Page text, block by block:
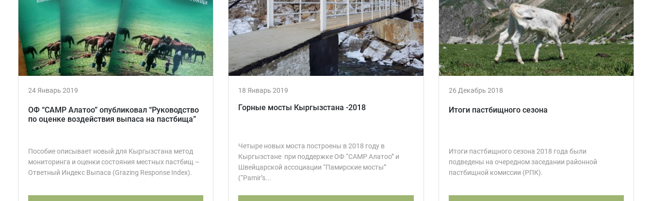
24 Январь 2019
ОФ “CAMP Алатоо” опубликовал “Руководство
по оценке воздействия выпаса на пастбища”
Пособие описывает новый для Кыргызстана метод
мониторинга и оценки состояния местных пастбищ –
Ответный Индекс Выпаса (Grazing Response Index).
18 Январь 2019
Горные мосты Кыргызстана -2018
Четыре новых моста построены в 2018 году в
Кыргызстане при поддержке ОФ “CAMP Алатоо” и
Швейцарской ассоциации “Памирские мосты”
(“Pamir’s...
26 Декабрь 2018
Итоги пастбищного сезона
Итоги пастбищного сезона 2018 года были
подведены на очередном заседании районной
пастбищной комиссии (РПК).